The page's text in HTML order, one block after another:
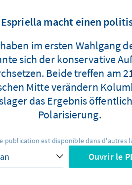
macht einen
im ersten Wahlgang
sich der konservative
Beide treffen am
Mitte verändern
das Ergebnis
Polarisierung.
publication est disponible dans d'autres
Ouvrir le